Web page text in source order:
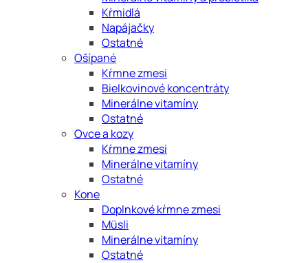
Kŕmidlá
Napájačky
Ostatné
Ošípané
Kŕmne zmesi
Bielkovinové koncentráty
Minerálne vitamíny
Ostatné
Ovce a kozy
Kŕmne zmesi
Minerálne vitamíny
Ostatné
Kone
Doplnkové kŕmne zmesi
Müsli
Minerálne vitamíny
Ostatné